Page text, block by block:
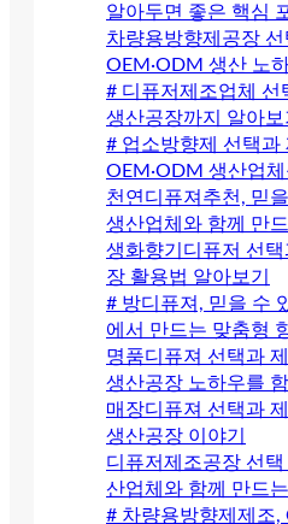
알아두면 좋은 핵심
차량용방향제공장
OEM·ODM 생산 노
# 디퓨저제조업체 선
생산공장까지 알아
# 업소방향제 선택과
OEM·ODM 생산업
천연디퓨져추천, 믿
생산업체와 함께 만
생화향기디퓨저 선
장 활용법 알아보기
# 방디퓨져, 믿을 수
에서 만드는 맞춤형
명품디퓨져 선택과
생산공장 노하우를
매장디퓨져 선택과
생산공장 이야기
디퓨저제조공장 선
산업체와 함께 만드
# 차량용방향제제조,